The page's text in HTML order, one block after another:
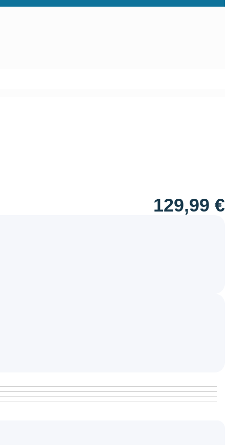
129,99 €